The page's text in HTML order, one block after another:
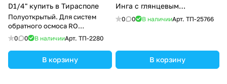
D1/4" купить в Тирасполе
Полуоткрытый. Для систем
обратного осмоса RO
(надёжное управление
0 0 В наличииАрт. ТП-2280
В корзину
Инга с глянцевым
хромированием купить в
0 0 В наличииАрт. ТП-25766
В корзину